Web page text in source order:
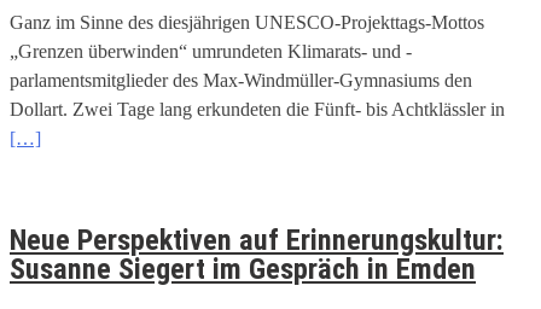
Ganz im Sinne des diesjährigen UNESCO-Projekttags-Mottos
„Grenzen überwinden“ umrundeten Klimarats- und -
parlamentsmitglieder des Max-Windmüller-Gymnasiums den
Dollart. Zwei Tage lang erkundeten die Fünft- bis Achtklässler in
[…]
Neue Perspektiven auf Erinnerungskultur:
Susanne Siegert im Gespräch in Emden